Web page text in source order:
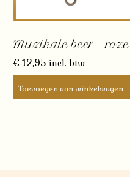
Muzikale beer – roze
€ 12,95 incl. btw
Toevoegen aan winkelwagen